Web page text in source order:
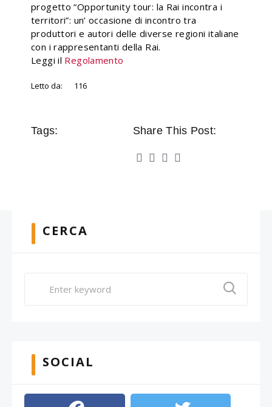
progetto “Opportunity tour: la Rai incontra i
territori”: un’ occasione di incontro tra
produttori e autori delle diverse regioni italiane
con i rappresentanti della Rai.
Leggi il Regolamento
Letto da: 116
Tags: Share This Post:
CERCA
SOCIAL